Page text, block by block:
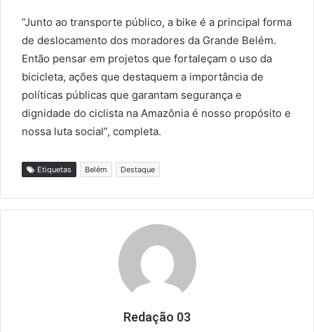
“Junto ao transporte público, a bike é a principal forma
de deslocamento dos moradores da Grande Belém.
Então pensar em projetos que fortaleçam o uso da
bicicleta, ações que destaquem a importância de
políticas públicas que garantam segurança e
dignidade do ciclista na Amazônia é nosso propósito e
nossa luta social”, completa.
Etiquetas Belém Destaque
Redação 03